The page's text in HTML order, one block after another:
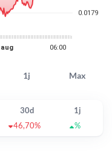
1j Max
30d
1j
46,70% %